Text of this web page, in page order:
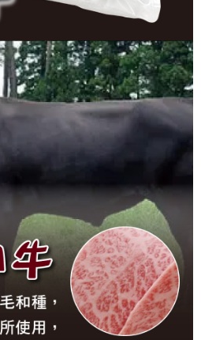
申辦者引起之損失，本公司不負相關責
有額度不足之情形，本公司將視審查結果
他人資訊註冊。若發現惡意使用之情形，
該用戶之使用額度並採取法律行動。
以上)免運費